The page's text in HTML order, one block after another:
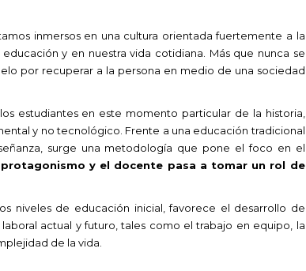
inmersos en una cultura orientada fuertemente a la
y en nuestra vida cotidiana. Más que nunca se
por recuperar a la persona en medio de una sociedad
estudiantes en este momento particular de la historia,
y no tecnológico. Frente a una educación tradicional
surge una metodología que pone el foco en el
y el docente pasa a tomar un rol de
niveles de educación inicial, favorece el desarrollo de
actual y futuro, tales como el trabajo en equipo, la
de la vida.